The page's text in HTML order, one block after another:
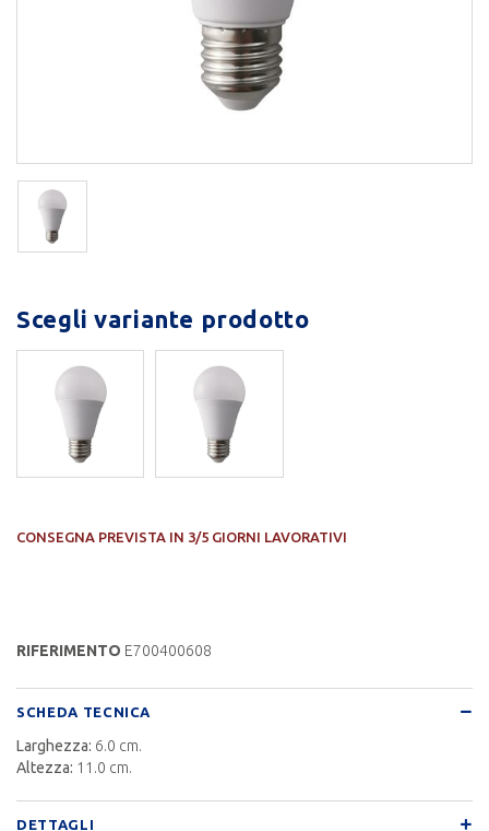
Scegli variante prodotto
CONSEGNA PREVISTA IN 3/5 GIORNI LAVORATIVI
RIFERIMENTO E700400608
SCHEDA TECNICA
Larghezza: 6.0 cm.
Altezza: 11.0 cm.
DETTAGLI